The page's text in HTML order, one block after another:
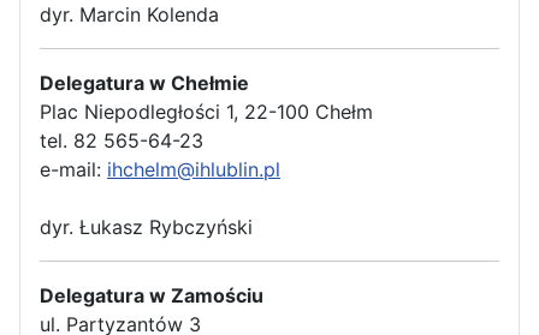
dyr. Marcin Kolenda
Delegatura w Chełmie
Plac Niepodległości 1, 22-100 Chełm
tel. 82 565-64-23
e-mail: ihchelm@ihlublin.pl
dyr. Łukasz Rybczyński
Delegatura w Zamościu
ul. Partyzantów 3